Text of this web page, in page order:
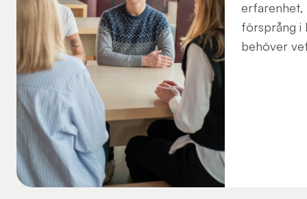
försprång i
behöver